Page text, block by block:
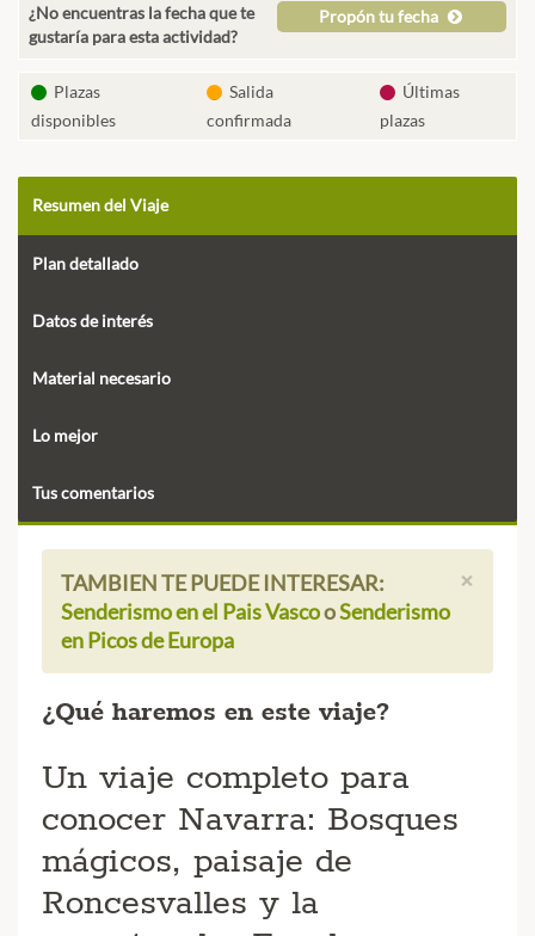
¿No encuentras la fecha que te
gustaría para esta actividad?
Propón tu fecha
Plazas
disponibles
Salida
confirmada
Últimas
plazas
Resumen del Viaje
Plan detallado
Datos de interés
Material necesario
Lo mejor
Tus comentarios
×
TAMBIEN TE PUEDE INTERESAR:
Senderismo en el Pais VascooSenderismo
en Picos de Europa
¿Qué haremos en este viaje?
Un viaje completo para
conocer Navarra: Bosques
mágicos, paisaje de
Roncesvalles y la